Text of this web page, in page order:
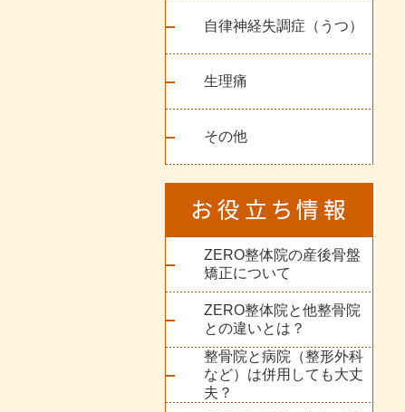
自律神経失調症（うつ）
生理痛
その他
ZERO整体院の産後骨盤
矯正について
ZERO整体院と他整骨院
との違いとは？
整骨院と病院（整形外科
など）は併用しても大丈
夫？